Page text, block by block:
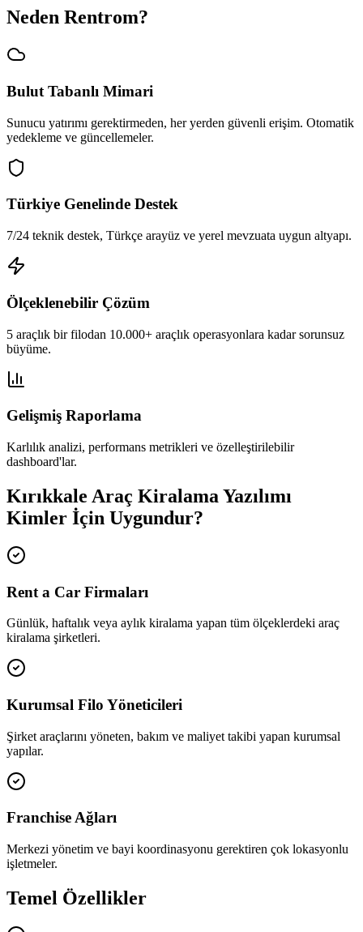
Neden Rentrom?
Bulut Tabanlı Mimari
Sunucu yatırımı gerektirmeden, her yerden güvenli erişim. Otomatik
yedekleme ve güncellemeler.
Türkiye Genelinde Destek
7/24 teknik destek, Türkçe arayüz ve yerel mevzuata uygun altyapı.
Ölçeklenebilir Çözüm
5 araçlık bir filodan 10.000+ araçlık operasyonlara kadar sorunsuz
büyüme.
Gelişmiş Raporlama
Karlılık analizi, performans metrikleri ve özelleştirilebilir
dashboard'lar.
Kırıkkale Araç Kiralama Yazılımı
Kimler İçin Uygundur?
Rent a Car Firmaları
Günlük, haftalık veya aylık kiralama yapan tüm ölçeklerdeki araç
kiralama şirketleri.
Kurumsal Filo Yöneticileri
Şirket araçlarını yöneten, bakım ve maliyet takibi yapan kurumsal
yapılar.
Franchise Ağları
Merkezi yönetim ve bayi koordinasyonu gerektiren çok lokasyonlu
işletmeler.
Temel Özellikler